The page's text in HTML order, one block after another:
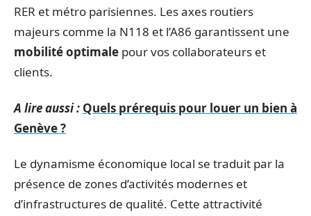
RER et métro parisiennes. Les axes routiers
majeurs comme la N118 et l’A86 garantissent une
mobilité optimale pour vos collaborateurs et
clients.
A lire aussi : Quels prérequis pour louer un bien à
Genève ?
Le dynamisme économique local se traduit par la
présence de zones d’activités modernes et
d’infrastructures de qualité. Cette attractivité